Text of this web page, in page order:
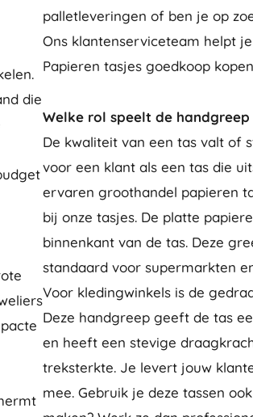
die
palletleveringen of ben je op
Ons klantenserviceteam helpt
Papieren tasjes goedkoop
Welke rol speelt de
De kwaliteit van een tas valt of
voor een klant als een tas die
ervaren groothandel papieren
bij onze tasjes. De platte
binnenkant van de tas. Deze
standaard voor supermarkten
Voor kledingwinkels is de
Deze handgreep geeft de tas
en heeft een stevige
treksterkte. Je levert jouw
mee. Gebruik je deze tassen